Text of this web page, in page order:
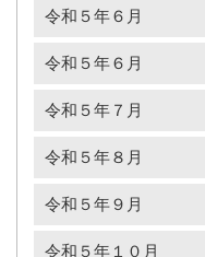
令和５年６月
令和５年６月
令和５年７月
令和５年８月
令和５年９月
令和５年１０月